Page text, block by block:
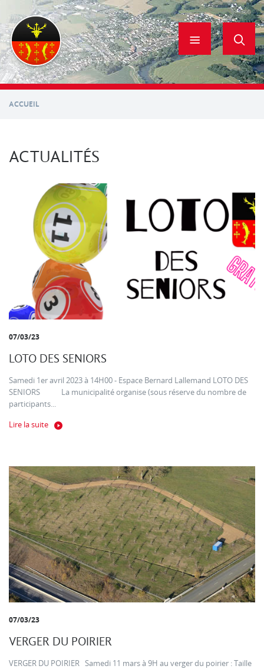
contenu
principal
ACCUEIL
ACTUALITÉS
07/03/23
LOTO DES SENIORS
Samedi 1er avril 2023 à 14H00 - Espace Bernard Lallemand LOTO DES
SENIORS La municipalité organise (sous réserve du nombre de
participants...
Lire la suite
07/03/23
VERGER DU POIRIER
VERGER DU POIRIER Samedi 11 mars à 9H au verger du poirier : Taille